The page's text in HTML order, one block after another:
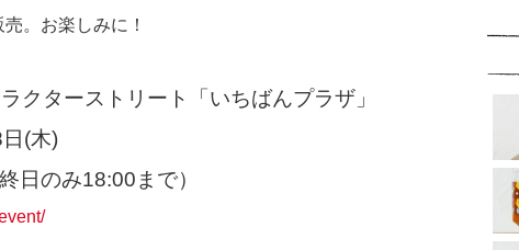
。お楽しみに！
クターストリート「いちばんプラザ」
(木)
日のみ18:00まで）